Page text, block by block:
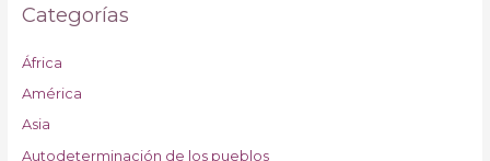
Categorías
África
América
Asia
Autodeterminación de los pueblos